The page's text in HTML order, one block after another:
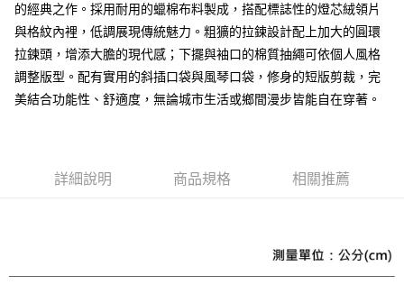
１．簡單：不需註冊會員、不需綁卡、不需儲值。
２．便利：只要手機號碼，簡訊認證，即可結帳。
３．安心：先確認商品／服務後，再付款。
【「AFTEE先享後付」結帳流程】
結帳頁面，進行簡訊認證並確認金額後，即可完成結帳。
※ 請注意：結帳手續完成當下不需立刻繳費，但若您需要取消訂單，請聯絡
購買商品的店家。未經商家同意取消之訂單仍視為有效，需透過AFTEE先享
https://netprotections.freshdesk.com/support/home
運送方式
黑貓宅急便配送到府
每筆NT$120，滿NT$3,000(含以上)免運費
的經典之作。採用耐用的蠟棉布料製成，搭配標誌性的燈芯絨領片
與格紋內裡，低調展現傳統魅力。粗獷的拉鍊設計配上加大的圓環
拉鍊頭，增添大膽的現代感；下擺與袖口的棉質抽繩可依個人風格
調整版型。配有實用的斜插口袋與風琴口袋，修身的短版剪裁，完
美結合功能性、舒適度，無論城市生活或鄉間漫步皆能自在穿著。
詳細說明 商品規格 相關推薦